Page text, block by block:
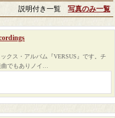
説明付き一覧 写真のみ一覧
クス・アルバム『VERSUS』です。チ
曲でもありノイ…